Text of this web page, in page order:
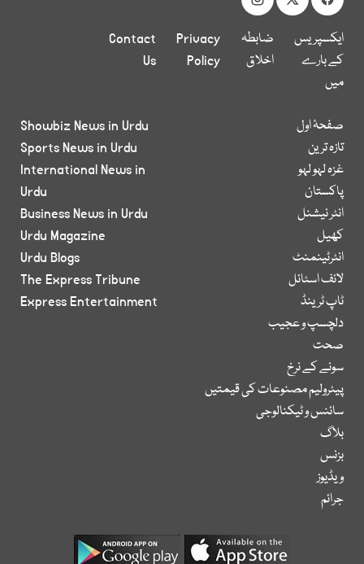
ایکسپریس
کے بارے
میں
ضابطہ
اخلاق
Privacy
Policy
Contact
Us
صفحۂ اول
تازہ ترین
غزہ لہو لہو
پاکستان
انٹر نیشنل
کھیل
انٹرٹینمنٹ
لائف اسٹائل
ٹاپ ٹرینڈ
دلچسپ و عجیب
صحت
سونے کے نرخ
پیٹرولیم مصنوعات کی قیمتیں
سائنس و ٹیکنالوجی
بلاگ
بزنس
ویڈیوز
جرائم
Showbiz News in Urdu
Sports News in Urdu
International News in
Urdu
Business News in Urdu
Urdu Magazine
Urdu Blogs
The Express Tribune
Express Entertainment